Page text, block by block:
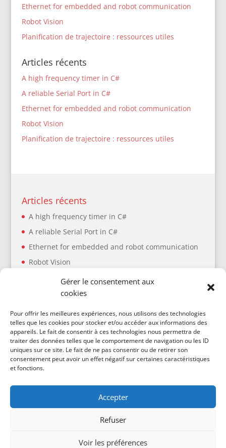
Gérer le consentement aux
cookies
Pour offrir les meilleures expériences, nous utilisons des technologies
telles que les cookies pour stocker et/ou accéder aux informations des
appareils. Le fait de consentir à ces technologies nous permettra de
traiter des données telles que le comportement de navigation ou les ID
uniques sur ce site. Le fait de ne pas consentir ou de retirer son
consentement peut avoir un effet négatif sur certaines caractéristiques
et fonctions.
Accepter
Refuser
Voir les préférences
Ethernet for embedded and robot communication
Robot Vision
Planification de trajectoire : ressources utiles
Articles récents
A high frequency timer in C#
A reliable Serial Port in C#
Ethernet for embedded and robot communication
Robot Vision
Planification de trajectoire : ressources utiles
Articles récents
A high frequency timer in C#
A reliable Serial Port in C#
Ethernet for embedded and robot communication
Robot Vision
Planification de trajectoire : ressources utiles
Articles récents
A high frequency timer in C#
A reliable Serial Port in C#
Ethernet for embedded and robot communication
Robot Vision
Planification de trajectoire : ressources utiles